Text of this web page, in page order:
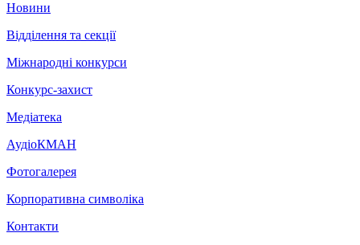
Новини
Відділення та секції
Міжнародні конкурси
Конкурс-захист
Медіатека
АудіоКМАН
Фотогалерея
Корпоративна символіка
Контакти